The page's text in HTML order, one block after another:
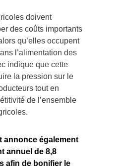
doivent
des coûts importants
qu’elles occupent
l’alimentation des
indique que cette
la pression sur le
tout en
de l’ensemble
annonce également
annuel de 8,8
afin de bonifier le